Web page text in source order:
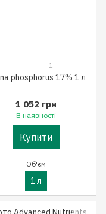
1
phosphorus 17% 1 л
1 052 грн
В наявності
Купити
Об'єм
1 л